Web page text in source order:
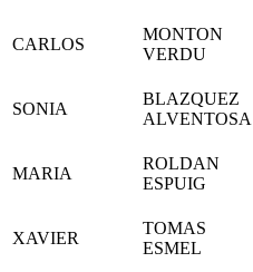
CARLOS
MONTON
VERDU
SONIA
BLAZQUEZ
ALVENTOSA
MARIA
ROLDAN
ESPUIG
XAVIER
TOMAS
ESMEL